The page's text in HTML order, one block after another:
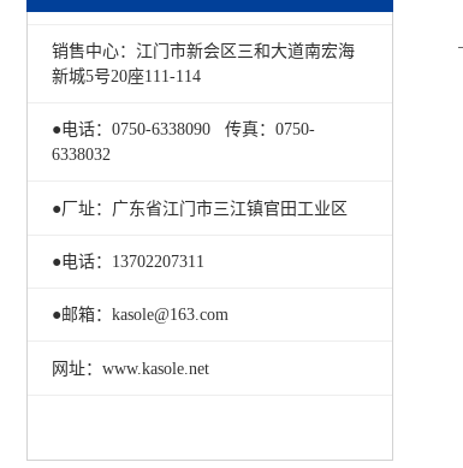
销售中心：江门市新会区三和大道南宏海
新城5号20座111-114
●电话：0750-6338090 传真：0750-
6338032
●厂址：广东省江门市三江镇官田工业区
●电话：13702207311
●邮箱：kasole@163.com
网址：www.kasole.net